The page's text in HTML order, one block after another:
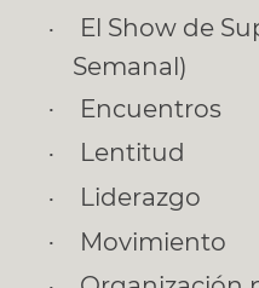
El Show de
Semanal)
Encuentros
Lentitud
Liderazgo
Movimiento